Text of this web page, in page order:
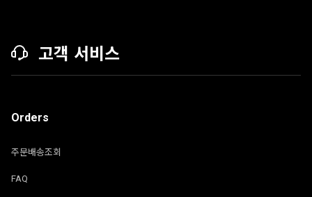
고객 서비스
Orders
주문배송조회
FAQ